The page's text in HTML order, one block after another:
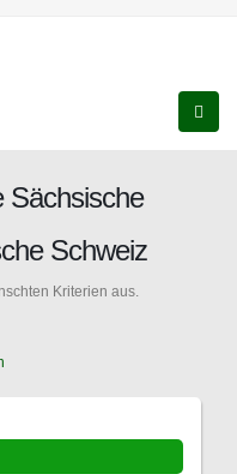
Sächsische
Schweiz
Kriterien aus.